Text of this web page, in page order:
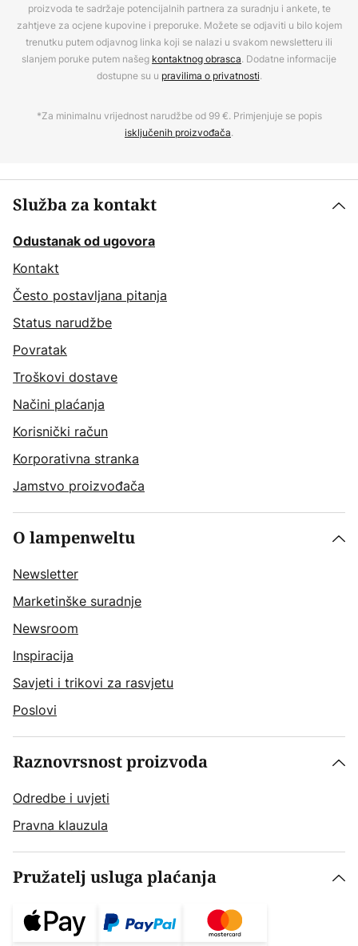
proizvoda te sadržaje potencijalnih partnera za suradnju i ankete, te
zahtjeve za ocjene kupovine i preporuke. Možete se odjaviti u bilo kojem
trenutku putem odjavnog linka koji se nalazi u svakom newsletteru ili
slanjem poruke putem našeg kontaktnog obrasca. Dodatne informacije
dostupne su u pravilima o privatnosti.
*Za minimalnu vrijednost narudžbe od 99 €. Primjenjuje se popis
isključenih proizvođača.
Služba za kontakt
Odustanak od ugovora
Kontakt
Često postavljana pitanja
Status narudžbe
Povratak
Troškovi dostave
Načini plaćanja
Korisnički račun
Korporativna stranka
Jamstvo proizvođača
O lampenweltu
Newsletter
Marketinške suradnje
Newsroom
Inspiracija
Savjeti i trikovi za rasvjetu
Poslovi
Raznovrsnost proizvoda
Odredbe i uvjeti
Pravna klauzula
Pružatelj usluga plaćanja